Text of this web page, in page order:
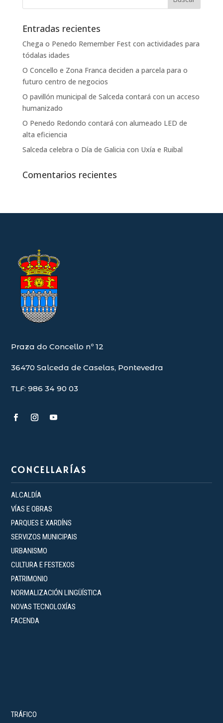
Entradas recientes
Chega o Penedo Remember Fest con actividades para
tódalas idades
O Concello e Zona Franca deciden a parcela para o
futuro centro de negocios
O pavillón municipal de Salceda contará con un acceso
humanizado
O Penedo Redondo contará con alumeado LED de
alta eficiencia
Salceda celebra o Día de Galicia con Uxía e Ruibal
Comentarios recientes
Praza do Concello nº 12
36470 Salceda de Caselas, Pontevedra
TLF: 986 34 90 03
CONCELLARÍAS
ALCALDÍA
VÍAS E OBRAS
PARQUES E XARDÍNS
SERVIZOS MUNICIPAIS
URBANISMO
CULTURA E FESTEXOS
PATRIMONIO
NORMALIZACIÓN LINGÜÍSTICA
NOVAS TECNOLOXÍAS
FACENDA
TRÁFICO